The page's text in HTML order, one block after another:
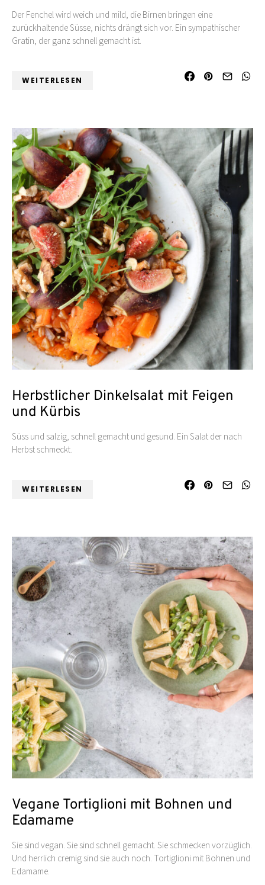
Der Fenchel wird weich und mild, die Birnen bringen eine
zurückhaltende Süsse, nichts drängt sich vor. Ein sympathischer
Gratin, der ganz schnell gemacht ist.
WEITERLESEN
Herbstlicher Dinkelsalat mit Feigen
und Kürbis
Süss und salzig, schnell gemacht und gesund. Ein Salat der nach
Herbst schmeckt.
WEITERLESEN
Vegane Tortiglioni mit Bohnen und
Edamame
Sie sind vegan. Sie sind schnell gemacht. Sie schmecken vorzüglich.
Und herrlich cremig sind sie auch noch. Tortiglioni mit Bohnen und
Edamame.